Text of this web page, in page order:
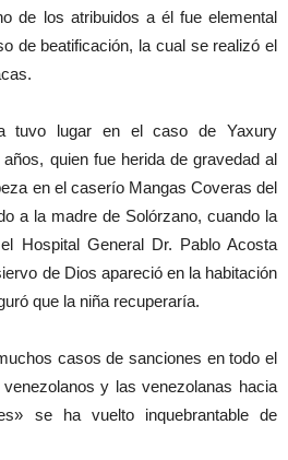
de los atribuidos a él fue elemental
de beatificación, la cual se realizó el
tuvo lugar en el caso de Yaxury
quien fue herida de gravedad al
en el caserío Mangas Coveras del
a la madre de Solórzano, cuando la
Hospital General Dr. Pablo Acosta
de Dios apareció en la habitación
que la niña recuperaría.
casos de sanciones en todo el
y las venezolanas hacia
se ha vuelto inquebrantable de